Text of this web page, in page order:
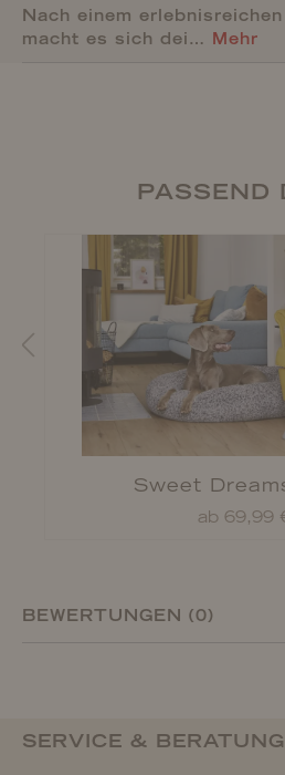
Nach einem
macht es sich dei… Mehr
PASSEND
Sweet
ab 69,99
BEWERTUNGEN (0)
SERVICE & BERATUNG